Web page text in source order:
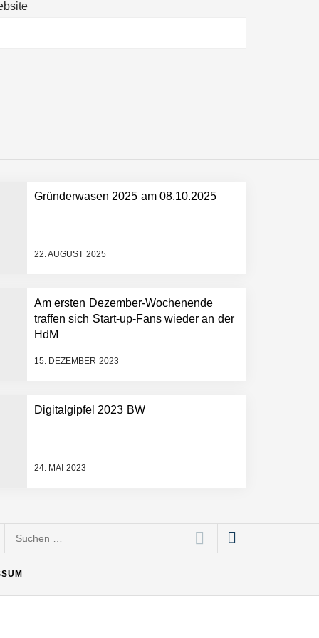
Gründerwasen 2025 am 08.10.2025
22. AUGUST 2025
Am ersten Dezember-Wochenende
traffen sich Start-up-Fans wieder an der
HdM
15. DEZEMBER 2023
Digitalgipfel 2023 BW
24. MAI 2023
Entwicklungsprozesse
Suchen